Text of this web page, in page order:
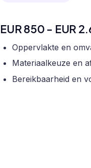
EUR 850 - EUR
Oppervlakte en
Materiaalkeuze en
Bereikbaarheid en